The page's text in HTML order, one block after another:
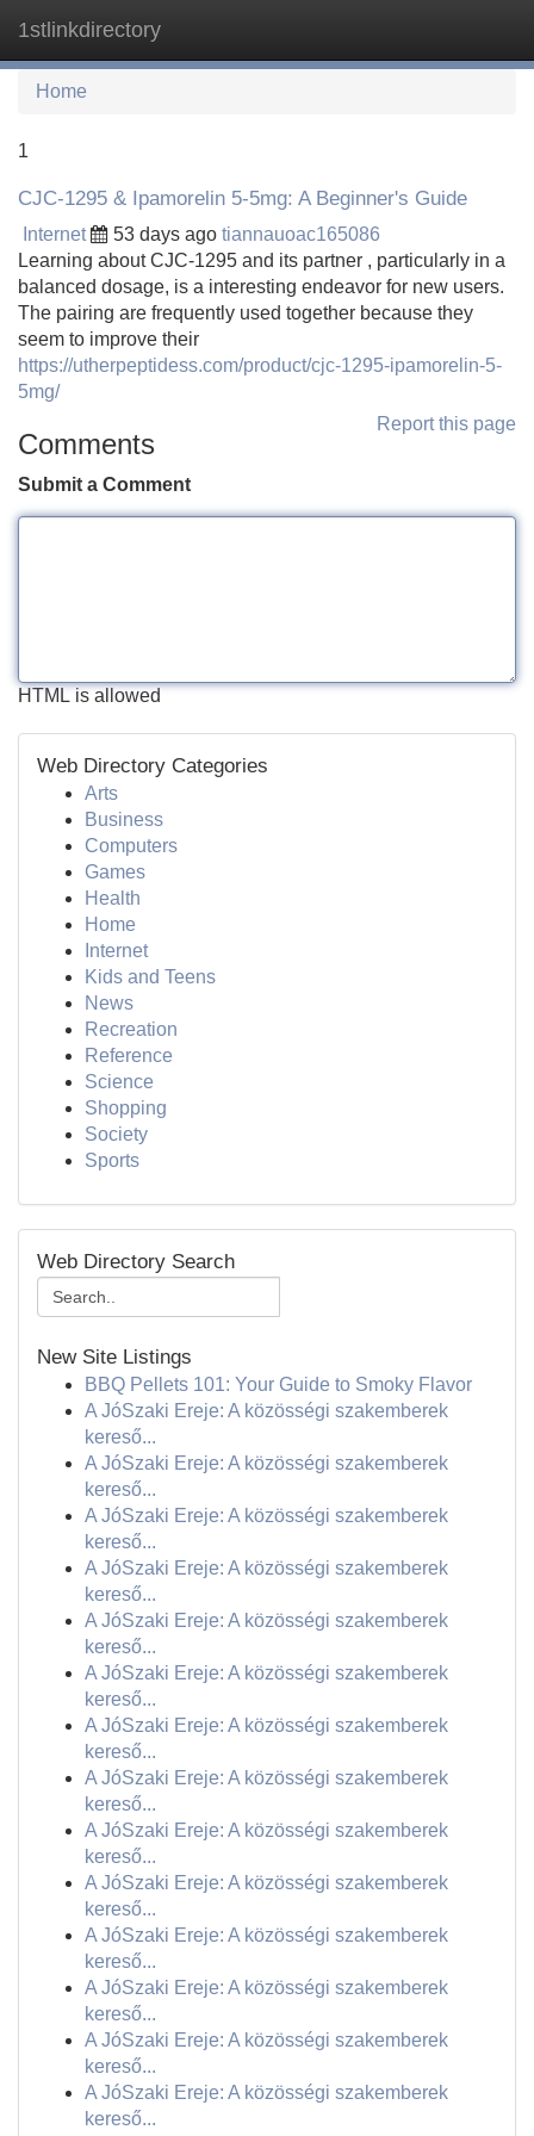
1stlinkdirectory
Home
1
CJC-1295 & Ipamorelin 5-5mg: A Beginner's Guide
Internet 53 days ago tiannauoac165086
Learning about CJC-1295 and its partner , particularly in a
balanced dosage, is a interesting endeavor for new users.
The pairing are frequently used together because they
seem to improve their
https://utherpeptidess.com/product/cjc-1295-ipamorelin-5-
5mg/
Report this page
Comments
Submit a Comment
HTML is allowed
Web Directory Categories
Arts
Business
Computers
Games
Health
Home
Internet
Kids and Teens
News
Recreation
Reference
Science
Shopping
Society
Sports
Web Directory Search
New Site Listings
BBQ Pellets 101: Your Guide to Smoky Flavor
A JóSzaki Ereje: A közösségi szakemberek
kereső...
A JóSzaki Ereje: A közösségi szakemberek
kereső...
A JóSzaki Ereje: A közösségi szakemberek
kereső...
A JóSzaki Ereje: A közösségi szakemberek
kereső...
A JóSzaki Ereje: A közösségi szakemberek
kereső...
A JóSzaki Ereje: A közösségi szakemberek
kereső...
A JóSzaki Ereje: A közösségi szakemberek
kereső...
A JóSzaki Ereje: A közösségi szakemberek
kereső...
A JóSzaki Ereje: A közösségi szakemberek
kereső...
A JóSzaki Ereje: A közösségi szakemberek
kereső...
A JóSzaki Ereje: A közösségi szakemberek
kereső...
A JóSzaki Ereje: A közösségi szakemberek
kereső...
A JóSzaki Ereje: A közösségi szakemberek
kereső...
A JóSzaki Ereje: A közösségi szakemberek
kereső...